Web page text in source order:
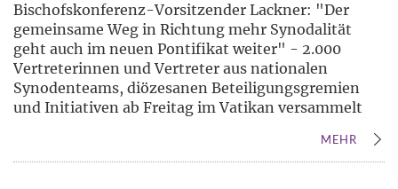
Bischofskonferenz-Vorsitzender Lackner: "Der
gemeinsame Weg in Richtung mehr Synodalität
geht auch im neuen Pontifikat weiter" - 2.000
Vertreterinnen und Vertreter aus nationalen
Synodenteams, diözesanen Beteiligungsgremien
und Initiativen ab Freitag im Vatikan versammelt
MEHR